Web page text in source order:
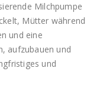
Milchpumpe
Mütter während
und eine
aufzubauen und
und